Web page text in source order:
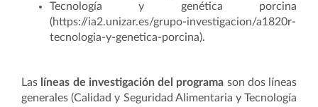
Tecnología y genética porcina
(https://ia2.unizar.es/grupo-investigacion/a1820r-
tecnologia-y-genetica-porcina).
Las líneas de investigación del programa son dos líneas
generales (Calidad y Seguridad Alimentaria y Tecnología